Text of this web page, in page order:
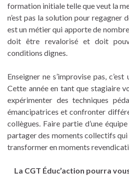
formation initiale telle que veut la
n’est pas la solution pour regagner
est un métier qui apporte de
doit être revalorisé et doit
conditions dignes.
Enseigner ne s’improvise pas,
Cette année en tant que stagiaire
expérimenter des techniques
émancipatrices et confronter
collègues. Faire partie d’une
partager des moments collectifs qui
transformer en moments
La CGT Éduc’action pourra